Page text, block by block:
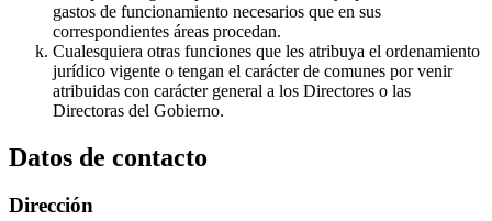
gastos de funcionamiento necesarios que en sus
correspondientes áreas procedan.
Cualesquiera otras funciones que les atribuya el ordenamiento
jurídico vigente o tengan el carácter de comunes por venir
atribuidas con carácter general a los Directores o las
Directoras del Gobierno.
Datos de contacto
Dirección